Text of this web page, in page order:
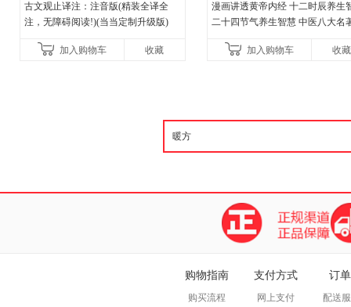
古文观止译注：注音版(精装全译全
注，无障碍阅读!)(当当定制升级版)
加入购物车 收藏
漫画讲透黄帝内经 十二时辰养生
二十四节气养生智慧 中医八大名
加入购物车
收藏
购物指南
购买流程
支付方式
网上支付
订
配送